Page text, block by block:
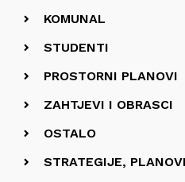
KOMUNAL
STUDENTI
PROSTORNI PLANOVI
ZAHTJEVI I OBRASCI
OSTALO
STRATEGIJE,